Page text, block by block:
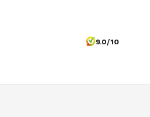
9.0/10